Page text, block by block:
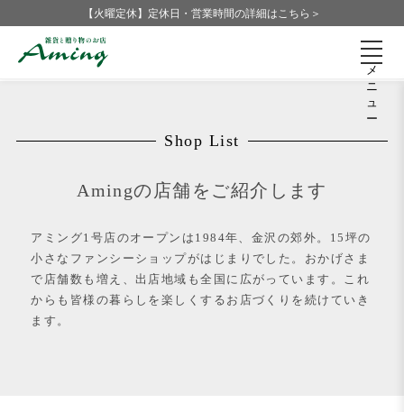
【火曜定休】定休日・営業時間の詳細はこちら＞
メ
ニ
ュ
ー
Shop List
Amingの店舗をご紹介します
アミング1号店のオープンは1984年、金沢の郊外。15坪の
小さなファンシーショップがはじまりでした。おかげさま
で店舗数も増え、出店地域も全国に広がっています。これ
からも皆様の暮らしを楽しくするお店づくりを続けていき
ます。